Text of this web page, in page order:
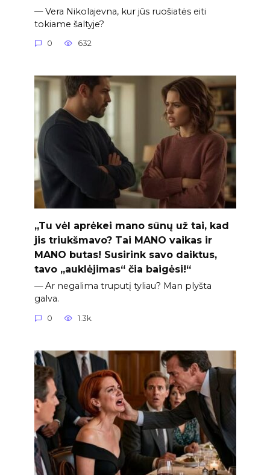
— Vera Nikolajevna, kur jūs ruošiatės eiti
tokiame šaltyje?
0 632
„Tu vėl aprėkei mano sūnų už tai, kad
jis triukšmavo? Tai MANO vaikas ir
MANO butas! Susirink savo daiktus,
tavo „auklėjimas“ čia baigėsi!“
— Ar negalima truputį tyliau? Man plyšta
galva.
0 1.3k.